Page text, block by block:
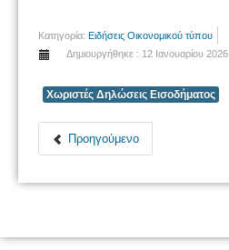
Κατηγορία: Ειδήσεις Οικονομικού τύπου
Δημιουργήθηκε : 12 Ιανουαρίου 2026
Χωριστές Δηλώσεις Εισοδήματος
Προηγούμενο